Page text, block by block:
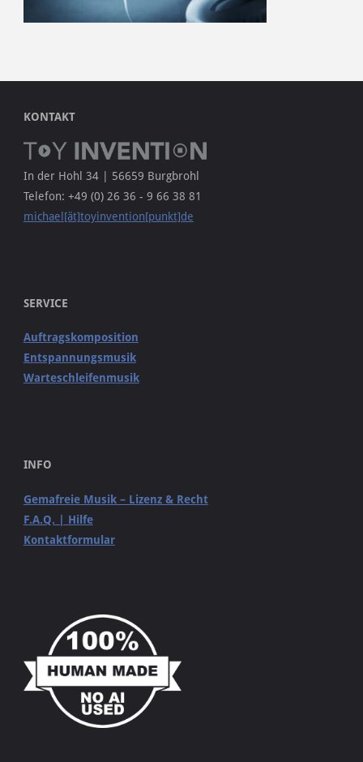
KONTAKT
In der Hohl 34 | 56659 Burgbrohl
Telefon: +49 (0) 26 36 - 9 66 38 81
michael[ät]toyinvention[punkt]de
SERVICE
Auftragskomposition
Entspannungsmusik
Warteschleifenmusik
INFO
Gemafreie Musik – Lizenz & Recht
F.A.Q. | Hilfe
Kontaktformular